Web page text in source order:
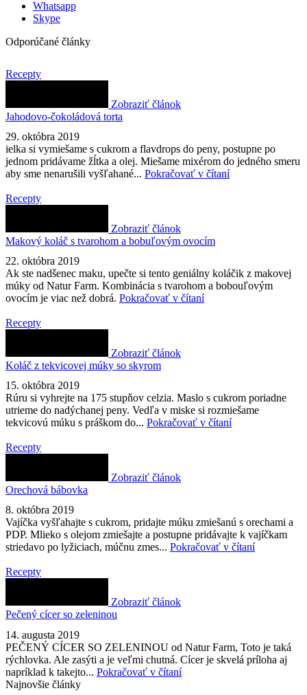
Whatsapp
Skype
Odporúčané články
Recepty
Zobraziť článok
Jahodovo-čokoládová torta
29. októbra 2019
ielka si vymiešame s cukrom a flavdrops do peny, postupne po
jednom pridávame žĺtka a olej. Miešame mixérom do jedného smeru
aby sme nenarušili vyšľahané... Pokračovať v čítaní
Recepty
Zobraziť článok
Makový koláč s tvarohom a bobuľovým ovocím
22. októbra 2019
Ak ste nadšenec maku, upečte si tento geniálny koláčik z makovej
múky od Natur Farm. Kombinácia s tvarohom a bobouľovým
ovocím je viac než dobrá. Pokračovať v čítaní
Recepty
Zobraziť článok
Koláč z tekvicovej múky so skyrom
15. októbra 2019
Rúru si vyhrejte na 175 stupňov celzia. Maslo s cukrom poriadne
utrieme do nadýchanej peny. Vedľa v miske si rozmiešame
tekvicovú múku s práškom do... Pokračovať v čítaní
Recepty
Zobraziť článok
Orechová bábovka
8. októbra 2019
Vajíčka vyšľahajte s cukrom, pridajte múku zmiešanú s orechami a
PDP. Mlieko s olejom zmiešajte a postupne pridávajte k vajíčkam
striedavo po lyžiciach, múčnu zmes... Pokračovať v čítaní
Recepty
Zobraziť článok
Pečený cícer so zeleninou
14. augusta 2019
PEČENÝ CÍCER SO ZELENINOU od Natur Farm, Toto je taká
rýchlovka. Ale zasýti a je veľmi chutná. Cícer je skvelá príloha aj
napríklad k takejto... Pokračovať v čítaní
Najnovšie články